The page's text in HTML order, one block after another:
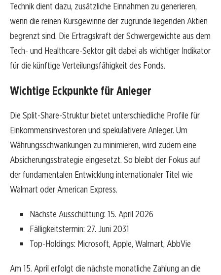
Technik dient dazu, zusätzliche Einnahmen zu generieren,
wenn die reinen Kursgewinne der zugrunde liegenden Aktien
begrenzt sind. Die Ertragskraft der Schwergewichte aus dem
Tech- und Healthcare-Sektor gilt dabei als wichtiger Indikator
für die künftige Verteilungsfähigkeit des Fonds.
Wichtige Eckpunkte für Anleger
Die Split-Share-Struktur bietet unterschiedliche Profile für
Einkommensinvestoren und spekulativere Anleger. Um
Währungsschwankungen zu minimieren, wird zudem eine
Absicherungsstrategie eingesetzt. So bleibt der Fokus auf
der fundamentalen Entwicklung internationaler Titel wie
Walmart oder American Express.
Nächste Ausschüttung: 15. April 2026
Fälligkeitstermin: 27. Juni 2031
Top-Holdings: Microsoft, Apple, Walmart, AbbVie
Am 15. April erfolgt die nächste monatliche Zahlung an die